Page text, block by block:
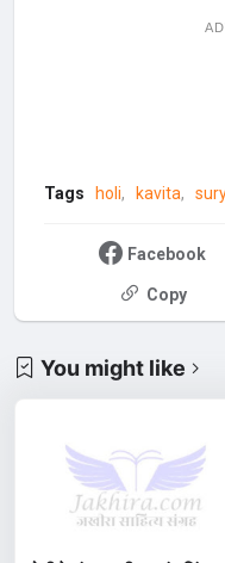
Tags holi kavita
Facebook
Copy
You might like